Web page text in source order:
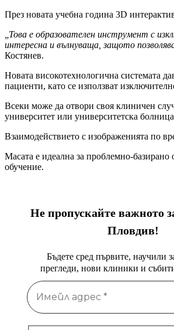
През новата учебна година 3D
„Това е образователен инструмент с
интересна и вълнуваща, защото
Костянев.
Новата високотехнологична системата
пациенти, като се използват
Всеки може да отвори своя клиничен
университет или университетска
Взаимодействието с изображенията по
Масата е идеална за проблемно-
обучение.
Не пропускайте важното
Пловдив!
Бъдете сред първите, научили
прегледи, нови клиники и